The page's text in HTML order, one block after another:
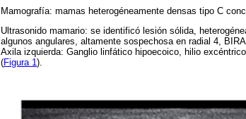
Mamografía: mamas heterogéneamente densas tipo C
Ultrasonido mamario: se identificó lesión sólida,
algunos angulares, altamente sospechosa en radial 4,
Axila izquierda: Ganglio linfático hipoecoico, hilio
(Figura 1).